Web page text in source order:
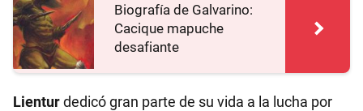
Biografía de Galvarino:
Cacique mapuche
desafiante
Lienturdedicó gran parte de su vida a la lucha por